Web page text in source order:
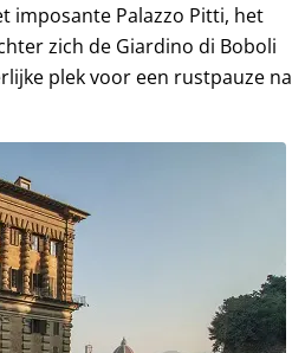
imposante Palazzo Pitti, het
zich de Giardino di Boboli
plek voor een rustpauze na